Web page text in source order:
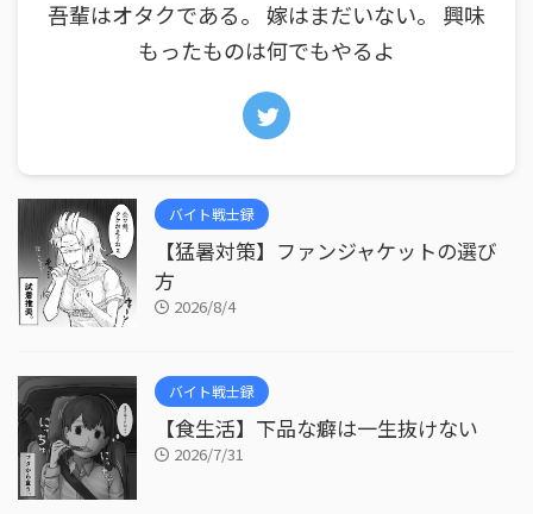
吾輩はオタクである。 嫁はまだいない。 興味
もったものは何でもやるよ
バイト戦士録
【猛暑対策】ファンジャケットの選び
方
2026/8/4
バイト戦士録
【食生活】下品な癖は一生抜けない
2026/7/31